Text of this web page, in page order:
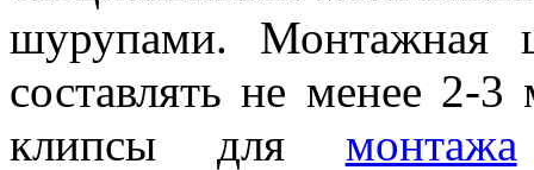
шурупами. Монтажная
составлять не менее 2-
клипсы для монтажа